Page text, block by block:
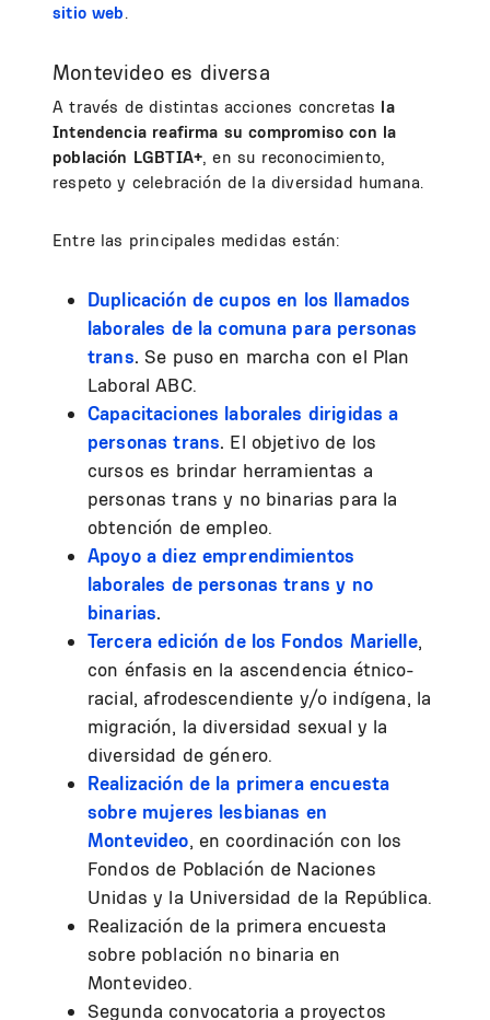
sitio web.
Montevideo es diversa
A través de distintas acciones concretas la
Intendencia reafirma su compromiso con la
población LGBTIA+, en su reconocimiento,
respeto y celebración de la diversidad humana.
Entre las principales medidas están:
Duplicación de cupos en los llamados
laborales de la comuna para personas
trans. Se puso en marcha con el Plan
Laboral ABC.
Capacitaciones laborales dirigidas a
personas trans. El objetivo de los
cursos es brindar herramientas a
personas trans y no binarias para la
obtención de empleo.
Apoyo a diez emprendimientos
laborales de personas trans y no
binarias.
Tercera edición de los Fondos Marielle,
con énfasis en la ascendencia étnico-
racial, afrodescendiente y/o indígena, la
migración, la diversidad sexual y la
diversidad de género.
Realización de la primera encuesta
sobre mujeres lesbianas en
Montevideo, en coordinación con los
Fondos de Población de Naciones
Unidas y la Universidad de la República.
Realización de la primera encuesta
sobre población no binaria en
Montevideo.
Segunda convocatoria a proyectos